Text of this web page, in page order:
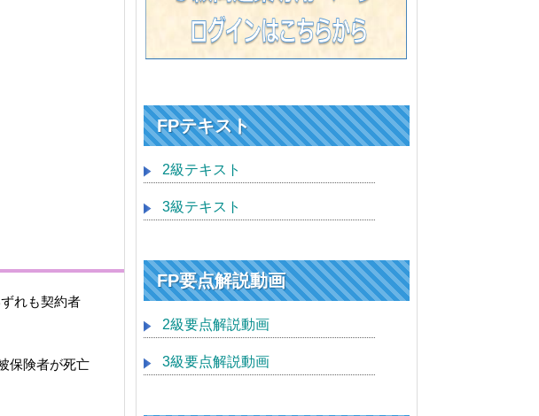
れも契約者
保険者が死亡
FPテキスト
2級テキスト
3級テキスト
FP要点解説動画
2級要点解説動画
3級要点解説動画